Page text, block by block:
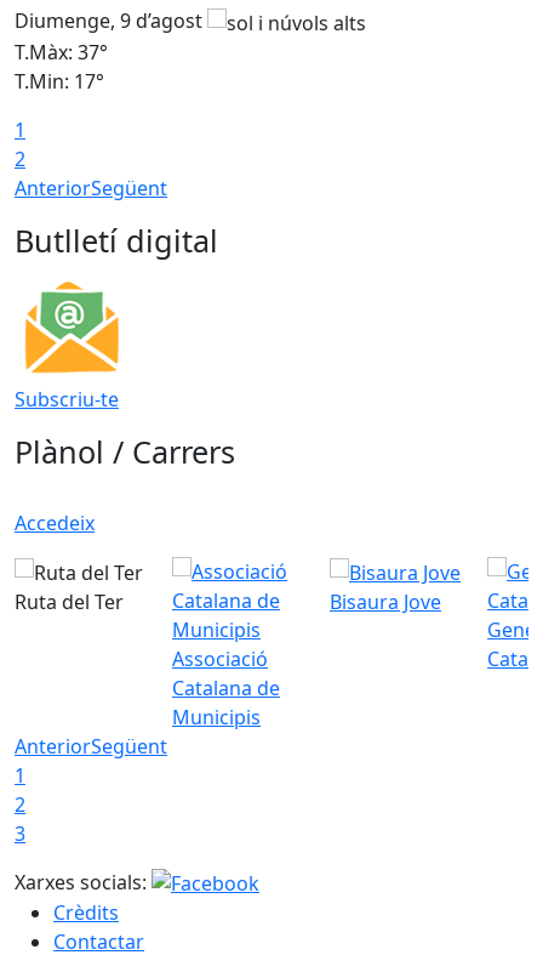
Diumenge, 9 d’agost
T.Màx: 37°
T.Min: 17°
1
2
AnteriorSegüent
Butlletí digital
Subscriu-te
Plànol / Carrers
Accedeix
Ruta del Ter
Associació
Catalana de
Municipis
Bisaura Jove
AnteriorSegüent
1
2
3
Xarxes socials:
Crèdits
Contactar